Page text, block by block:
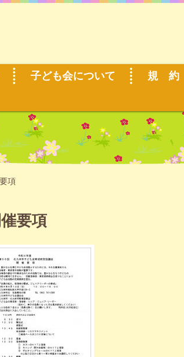
子ども会について 規 約
項
要項